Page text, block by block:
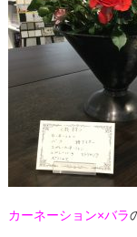
カーネーション×バラ